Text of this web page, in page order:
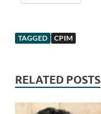
TAGGED CPIM
RELATED POSTS